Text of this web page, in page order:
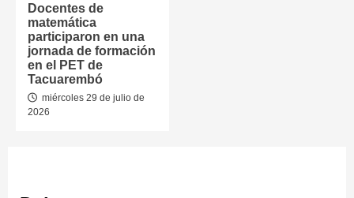
Docentes de
matemática
participaron en una
jornada de formación
en el PET de
Tacuarembó
miércoles 29 de julio de
2026